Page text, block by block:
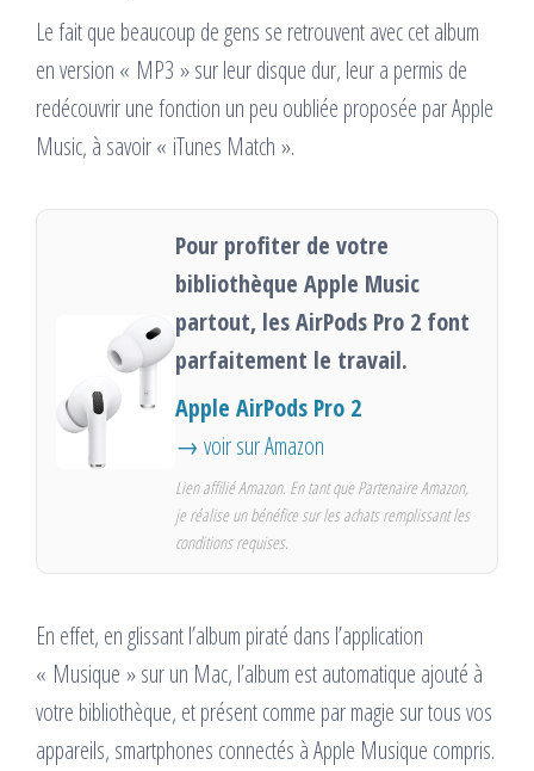
Le fait que beaucoup de gens se retrouvent avec cet album
en version « MP3 » sur leur disque dur, leur a permis de
redécouvrir une fonction un peu oubliée proposée par Apple
Music, à savoir « iTunes Match ».
Pour profiter de votre
bibliothèque Apple Music
partout, les AirPods Pro 2 font
parfaitement le travail.
Apple AirPods Pro 2
→ voir sur Amazon
Lien affilié Amazon. En tant que Partenaire Amazon,
je réalise un bénéfice sur les achats remplissant les
conditions requises.
En effet, en glissant l’album piraté dans l’application
« Musique » sur un Mac, l’album est automatique ajouté à
votre bibliothèque, et présent comme par magie sur tous vos
appareils, smartphones connectés à Apple Musique compris.